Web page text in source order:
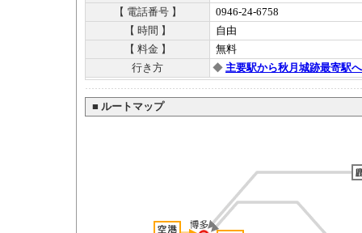
【 電話番号 】
0946-24-6758
【 時間 】
自由
【 料金 】
無料
行き方
◆ 主要駅から秋月城跡最寄駅
■ ルートマップ